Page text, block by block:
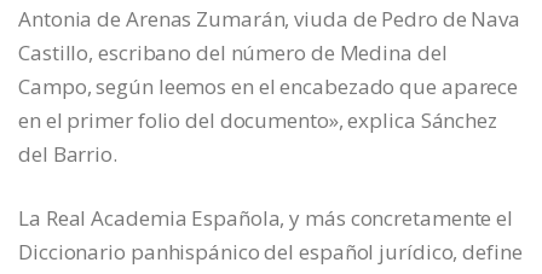
Antonia de Arenas Zumarán, viuda de Pedro de Nava
Castillo, escribano del número de Medina del
Campo, según leemos en el encabezado que aparece
en el primer folio del documento», explica Sánchez
del Barrio.
La Real Academia Española, y más concretamente el
Diccionario panhispánico del español jurídico, define